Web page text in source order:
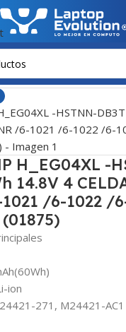
para agrandar
H_EG04XL -
14.8V 4
/6-1022 /
ion
271, M24421-AC1